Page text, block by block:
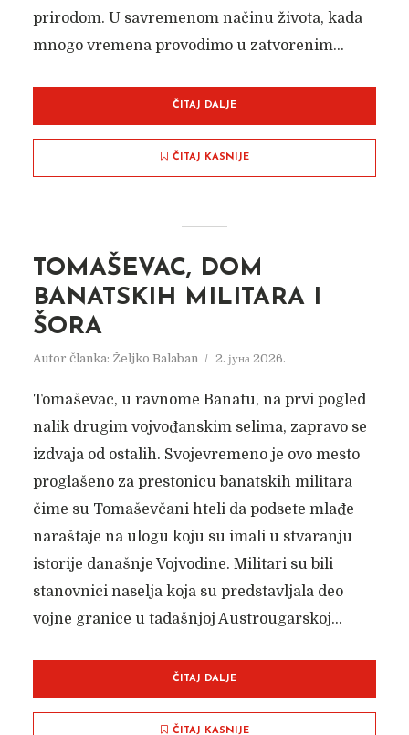
prirodom. U savremenom načinu života, kada
mnogo vremena provodimo u zatvorenim...
ČITAJ DALJE
ČITAJ KASNIJE
TOMAŠEVAC, DOM
BANATSKIH MILITARA I
ŠORA
Autor članka: Željko Balaban 2. јуна 2026.
Tomaševac, u ravnome Banatu, na prvi pogled
nalik drugim vojvođanskim selima, zapravo se
izdvaja od ostalih. Svojevremeno je ovo mesto
proglašeno za prestonicu banatskih militara
čime su Tomaševčani hteli da podsete mlađe
naraštaje na ulogu koju su imali u stvaranju
istorije današnje Vojvodine. Militari su bili
stanovnici naselja koja su predstavljala deo
vojne granice u tadašnjoj Austrougarskoj...
ČITAJ DALJE
ČITAJ KASNIJE